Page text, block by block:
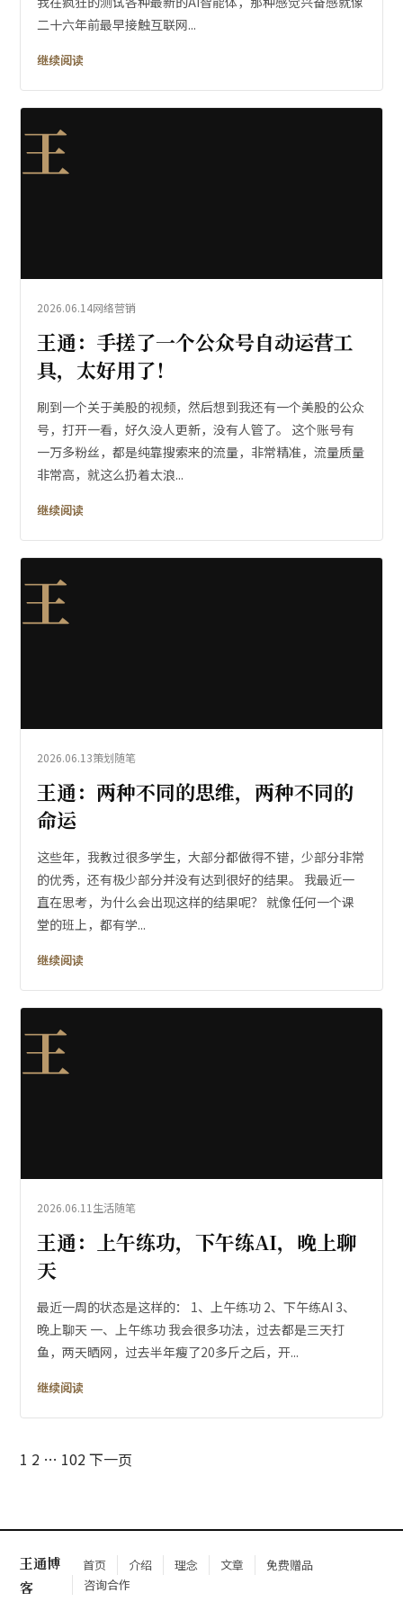
二十六年前最早接触互联网...
继续阅读
王
2026.06.14网络营销
王通：手搓了一个公众号自动运营工
具，太好用了！
刷到一个关于美股的视频，然后想到我还有一个美股的公众
号，打开一看，好久没人更新，没有人管了。 这个账号有
一万多粉丝，都是纯靠搜索来的流量，非常精准，流量质量
非常高，就这么扔着太浪...
继续阅读
王
2026.06.13策划随笔
王通：两种不同的思维，两种不同的
命运
这些年，我教过很多学生，大部分都做得不错，少部分非常
的优秀，还有极少部分并没有达到很好的结果。 我最近一
直在思考，为什么会出现这样的结果呢？ 就像任何一个课
堂的班上，都有学...
继续阅读
王
2026.06.11 生活随笔
王通：上午练功，下午练AI，晚上聊
天
最近一周的状态是这样的： 1、上午练功 2、下午练AI 3、
晚上聊天 一、上午练功 我会很多功法，过去都是三天打
鱼，两天晒网，过去半年瘦了20多斤之后，开...
继续阅读
文
分
页
1 2 … 102 下一页
王通博
客
首页 介绍 理念 文章
免费赠品
咨询合作